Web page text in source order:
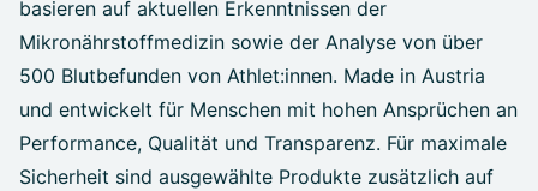
basieren auf aktuellen Erkenntnissen der
Mikronährstoffmedizin sowie der Analyse von über
500 Blutbefunden von Athlet:innen. Made in Austria
und entwickelt für Menschen mit hohen Ansprüchen an
Performance, Qualität und Transparenz. Für maximale
Sicherheit sind ausgewählte Produkte zusätzlich auf